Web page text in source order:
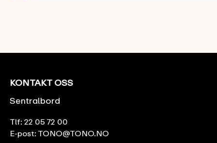
KONTAKT OSS
Sentralbord
Tlf: 22 05 72 00
E-post: TONO@TONO.NO